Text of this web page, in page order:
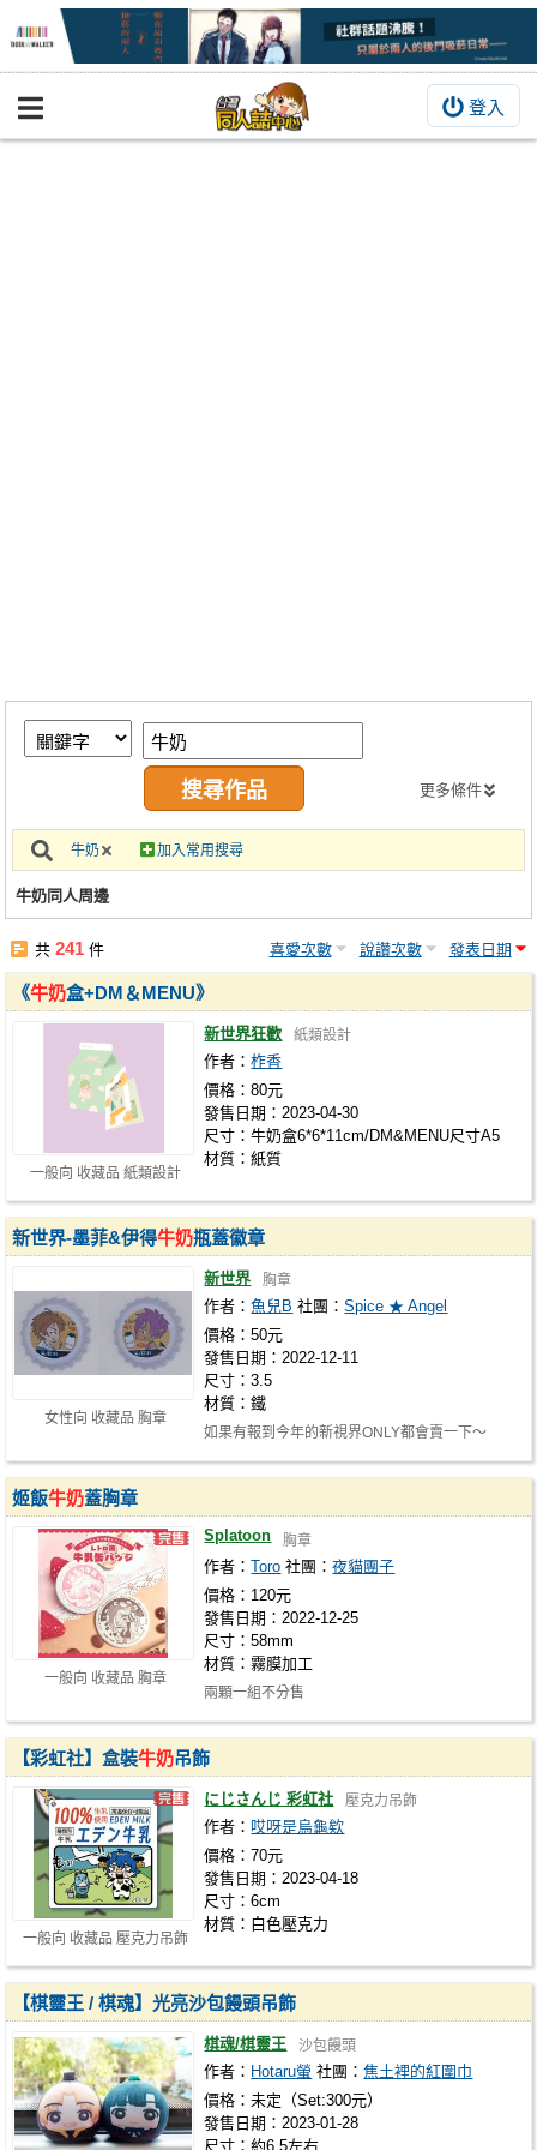
登入
BOOKY書集倉庫
繪圖藝廊
交流中心
攤位轉讓區
會員功能選單
註冊會員
更多條件
牛奶 加入常用搜尋
牛奶同人周邊
共241 件 喜愛次數 說讚次數 發表日期
一般向 收藏品 紙類設計
《牛奶盒+DM＆MENU》
新世界狂歡 紙類設計
作者：柞香
價格：80元
發售日期：2023-04-30
尺寸：牛奶盒6*6*11cm/DM&MENU尺寸A5
材質：紙質
女性向 收藏品 胸章
新世界-墨菲&伊得牛奶瓶蓋徽章
新世界 胸章
作者：魚兒B 社團：Spice ★ Angel
價格：50元
發售日期：2022-12-11
尺寸：3.5
材質：鐵
如果有報到今年的新視界ONLY都會賣一下～
一般向 收藏品 胸章
姬飯牛奶蓋胸章
Splatoon 胸章
作者：Toro 社團：夜貓團子
價格：120元
發售日期：2022-12-25
尺寸：58mm
材質：霧膜加工
兩顆一組不分售
一般向 收藏品 壓克力吊飾
【彩虹社】盒裝牛奶吊飾
にじさんじ 彩虹社 壓克力吊飾
作者： 哎呀是烏龜欸
價格：70元
發售日期：2023-04-18
尺寸：6cm
材質：白色壓克力
【棋靈王 / 棋魂】光亮沙包饅頭吊飾
棋魂/棋靈王 沙包饅頭
作者： Hotaru螢 社團：焦土裡的紅圍巾
價格：未定（Set:300元）
發售日期：2023-01-28
尺寸：約6.5左右